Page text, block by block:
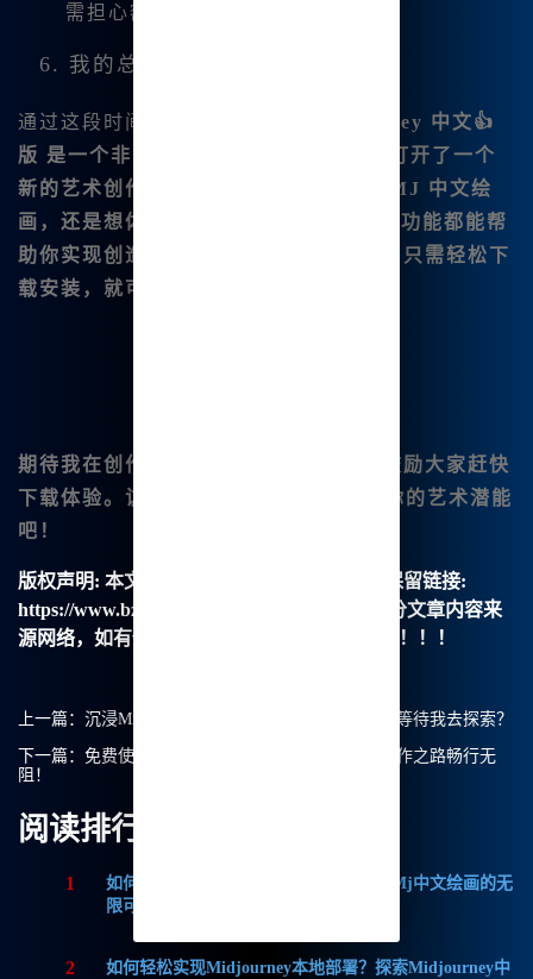
需担心额度问题。
6. 我的总结心得
通过这段时间的使用，我相信
Midjourney 中文👍
版 是一个非常不错的创意工具，它为我打开了一个
新的艺术创作之门。无论你是希望进行 MJ 中文绘
画，还是想体验 AI 音乐生成，全方位的功能都能帮
助你实现创造的梦想。不论你身处何地，只需轻松下
载安装，就可以开始你无限的创作旅程。
期待我在创作领域带来更多的惊喜，也鼓励大家赶快
下载体验。访问
，发现你的艺术潜能
吧！
版权声明: 本文由【B族智能】原创，转载请保留链接:
https://www.bzu.cn/news/show/6821.html，部分文章内容来
源网络，如有侵权请联系我们删除处理。谢谢！！！
上一篇： 沉浸Midjourney官方版的世界，有哪些惊喜等待我去探索？
下一篇： 免费使用Midjourney官方中文版，让我的创作之路畅行无
阻！
阅读排行
1
如何获取Midjourney破解版免费？探索Mj中文绘画的无
限可能
2
如何轻松实现Midjourney本地部署？探索Midjourney中